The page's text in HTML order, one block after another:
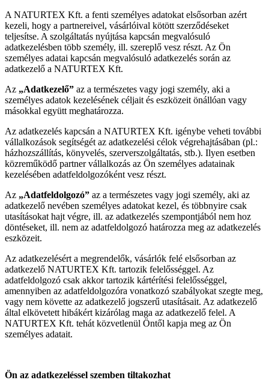
A NATURTEX Kft. a fenti személyes adatokat elsősorban azért
kezeli, hogy a partnereivel, vásárlóival kötött szerződéseket
teljesítse. A szolgáltatás nyújtása kapcsán megvalósuló
adatkezelésben több személy, ill. szereplő vesz részt. Az Ön
személyes adatai kapcsán megvalósuló adatkezelés során az
adatkezelő a NATURTEX Kft.
Az „Adatkezelő” az a természetes vagy jogi személy, aki a
személyes adatok kezelésének céljait és eszközeit önállóan vagy
másokkal együtt meghatározza.
Az adatkezelés kapcsán a NATURTEX Kft. igénybe veheti további
vállalkozások segítségét az adatkezelési célok végrehajtásában (pl.:
házhozszállítás, könyvelés, szerverszolgáltatás, stb.). Ilyen esetben
közreműködő partner vállalkozás az Ön személyes adatainak
kezelésében adatfeldolgozóként vesz részt.
Az „Adatfeldolgozó” az a természetes vagy jogi személy, aki az
adatkezelő nevében személyes adatokat kezel, és többnyire csak
utasításokat hajt végre, ill. az adatkezelés szempontjából nem hoz
döntéseket, ill. nem az adatfeldolgozó határozza meg az adatkezelés
eszközeit.
Az adatkezelésért a megrendelők, vásárlók felé elsősorban az
adatkezelő NATURTEX Kft. tartozik felelősséggel. Az
adatfeldolgozó csak akkor tartozik kártérítési felelősséggel,
amennyiben az adatfeldolgozóra vonatkozó szabályokat szegte meg,
vagy nem követte az adatkezelő jogszerű utasításait. Az adatkezelő
által elkövetett hibákért kizárólag maga az adatkezelő felel. A
NATURTEX Kft. tehát közvetlenül Öntől kapja meg az Ön
személyes adatait.
Ön az adatkezeléssel szemben tiltakozhat